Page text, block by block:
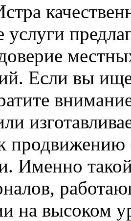
Если вы
продвижению
Именно
на высоком